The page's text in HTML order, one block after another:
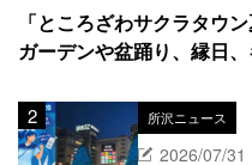
「ところざわサクラタウ
ガーデンや盆踊り、縁日
所沢ニュース
2026/07/31